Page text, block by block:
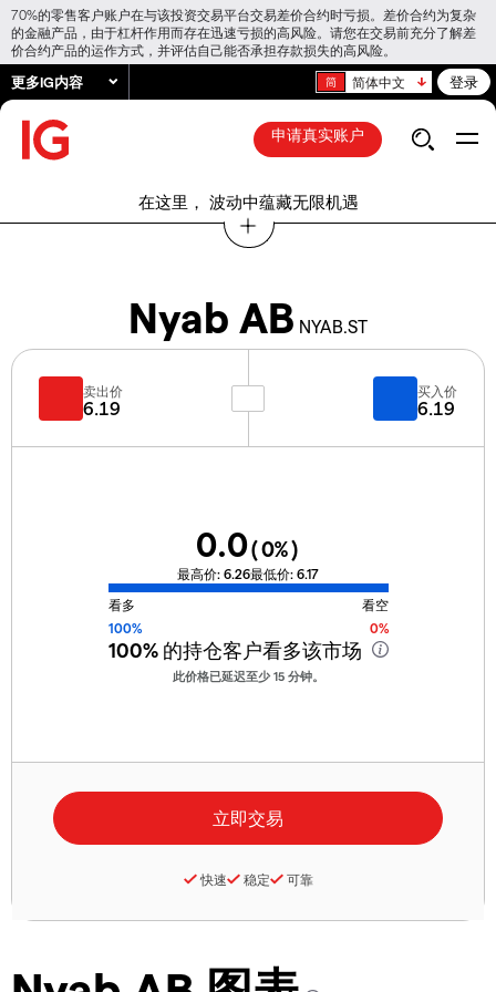
70%的零售客户账户在与该投资交易平台交易差价合约时亏损。差价合约为复杂
的金融产品，由于杠杆作用而存在迅速亏损的高风险。请您在交易前充分了解差
价合约产品的运作方式，并评估自己能否承担存款损失的高风险。
更多IG内容 简体中文 登录
申请真实账户
在这里， 波动中蕴藏无限机遇
Nyab AB NYAB.ST
卖出价
6.19
买入价
6.19
0.0(0%)
最高价: 6.26最低价: 6.17
看多
看空
100%
0%
100%的持仓客户看多该市场
此价格已延迟至少 15 分钟。
快速 稳定 可靠